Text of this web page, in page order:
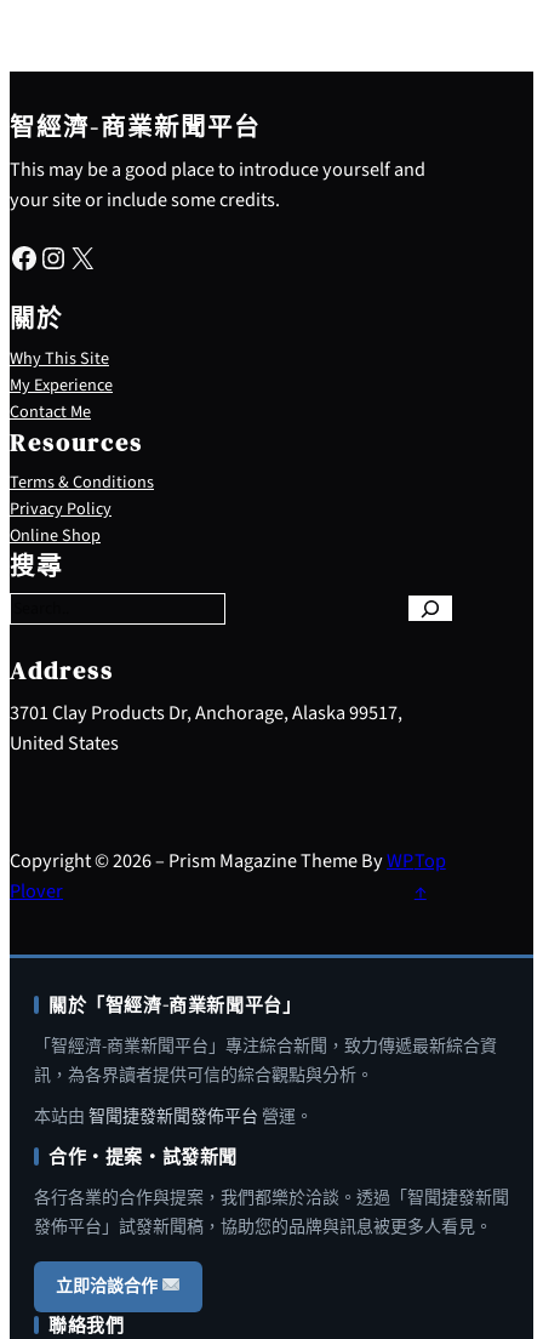
智經濟-商業新聞平台
This may be a good place to introduce yourself and
your site or include some credits.
Facebook Instagram X
關於
Why This Site
My Experience
Contact Me
Resources
Terms & Conditions
Privacy Policy
Online Shop
搜尋
S
e
a
c
h
Address
3701 Clay Products Dr, Anchorage, Alaska 99517,
United States
Copyright © 2026 – Prism Magazine Theme ByWP
Plover
Top
↑
關於「智經濟-商業新聞平台」
「智經濟-商業新聞平台」專注綜合新聞，致力傳遞最新綜合資
訊，為各界讀者提供可信的綜合觀點與分析。
本站由 智聞捷發新聞發佈平台 營運。
合作・提案・試發新聞
各行各業的合作與提案，我們都樂於洽談。透過「智聞捷發新聞
發佈平台」試發新聞稿，協助您的品牌與訊息被更多人看見。
立即洽談合作
聯絡我們